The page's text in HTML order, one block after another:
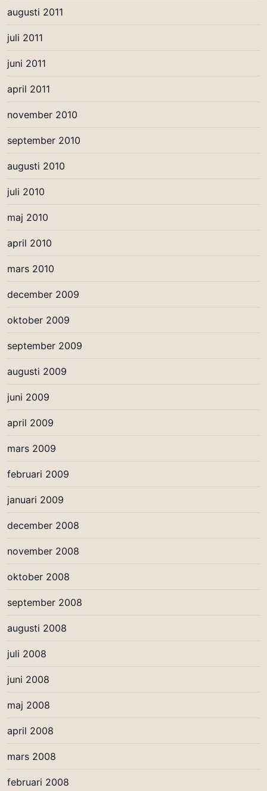
augusti 2011
juli 2011
juni 2011
april 2011
november 2010
september 2010
augusti 2010
juli 2010
maj 2010
april 2010
mars 2010
december 2009
oktober 2009
september 2009
augusti 2009
juni 2009
april 2009
mars 2009
februari 2009
januari 2009
december 2008
november 2008
oktober 2008
september 2008
augusti 2008
juli 2008
juni 2008
maj 2008
april 2008
mars 2008
februari 2008